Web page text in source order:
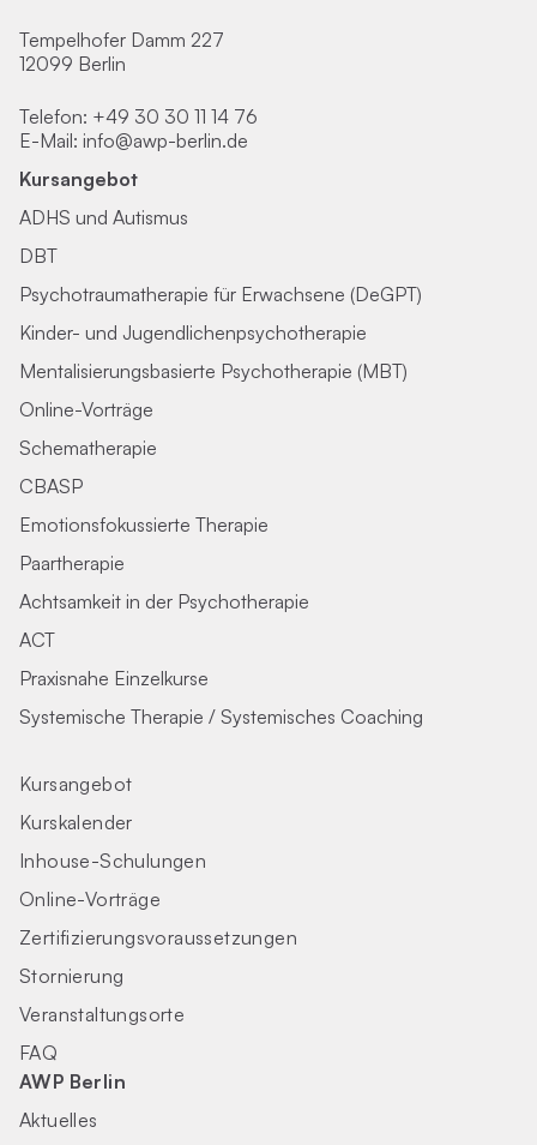
Tempelhofer Damm 227
12099 Berlin
Telefon: +49 30 30 11 14 76
E-Mail: info@awp-berlin.de
Kursangebot
ADHS und Autismus
DBT
Psychotraumatherapie für Erwachsene (DeGPT)
Kinder- und Jugendlichenpsychotherapie
Mentalisierungsbasierte Psychotherapie (MBT)
Online-Vorträge
Schematherapie
CBASP
Emotionsfokussierte Therapie
Paartherapie
Achtsamkeit in der Psychotherapie
ACT
Praxisnahe Einzelkurse
Systemische Therapie / Systemisches Coaching
Kursangebot
Kurskalender
Inhouse-Schulungen
Online-Vorträge
Zertifizierungs­voraus­setzungen
Stornierung
Veranstaltungsorte
FAQ
AWP Berlin
Aktuelles